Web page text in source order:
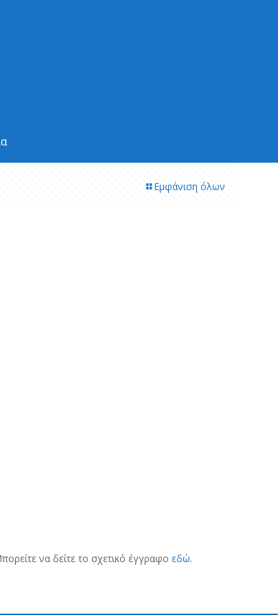
Εμφάνιση όλων
να δείτε το σχετικό έγγραφοεδώ.